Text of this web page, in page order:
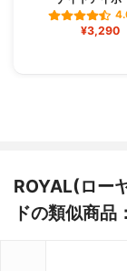
¥3,290
ROYAL(ロー
ドの類似商品